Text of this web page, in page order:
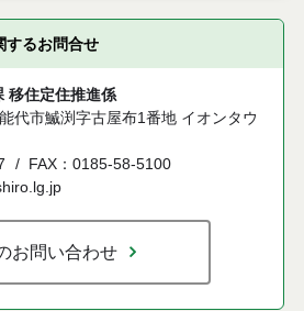
するお問合せ
移住定住推進係
代市鰄渕字古屋布1番地 イオンタウ
FAX：0185-58-5100
お問い合わせ